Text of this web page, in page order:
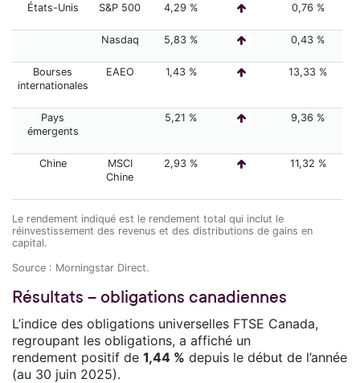
États-Unis S&P 500 4,29 % 0,76 %
Nasdaq 5,83 % 0,43 %
Bourses
internationales
EAEO 1,43 % 13,33 %
Pays
émergents
5,21 % 9,36 %
Chine
MSCI
Chine
2,93 % 11,32 %
Le rendement indiqué est le rendement total qui inclut le
réinvestissement des revenus et des distributions de gains en
capital.
Source : Morningstar Direct.
Résultats – obligations canadiennes
L’indice des obligations universelles FTSE Canada,
regroupant les obligations, a affiché un
rendement positif de 1,44 % depuis le début de l’année
(au 30 juin 2025).